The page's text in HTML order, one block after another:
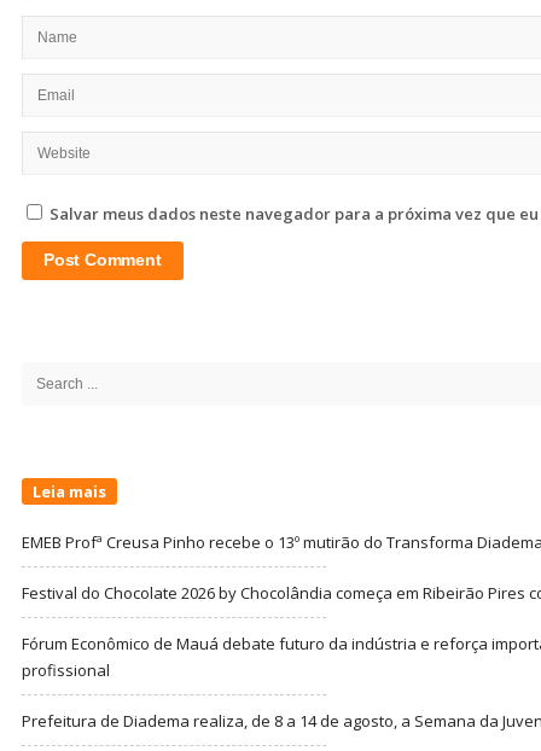
Salvar meus dados neste navegador para a próxima vez que
Search
Leia mais
EMEB Profª Creusa Pinho recebe o 13º mutirão do Transforma
Festival do Chocolate 2026 by Chocolândia começa em Ribeirão Pires
Fórum Econômico de Mauá debate futuro da indústria e reforça
profissional
Prefeitura de Diadema realiza, de 8 a 14 de agosto, a Semana da